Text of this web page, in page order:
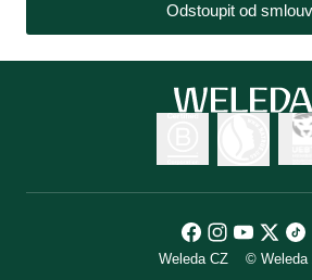
Odstoupit od
Weleda CZ © Weleda